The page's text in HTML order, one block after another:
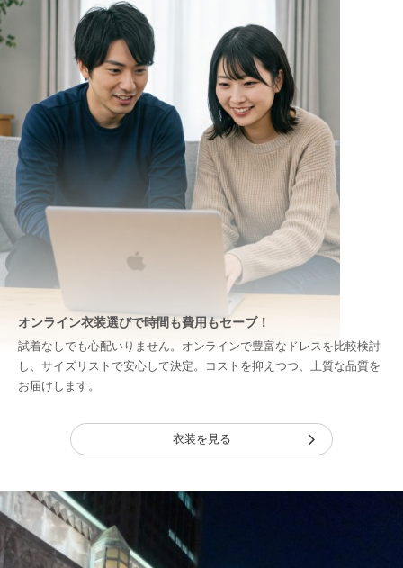
オンライン衣装選びで時間も費用もセーブ！
試着なしでも心配いりません。オンラインで豊富なドレスを比較検討
し、サイズリストで安心して決定。コストを抑えつつ、上質な品質を
お届けします。
衣装を見る